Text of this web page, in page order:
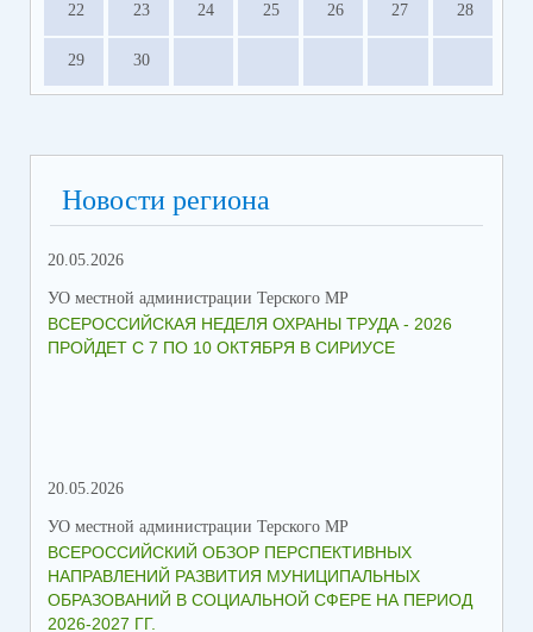
22 23 24 25 26 27 28
29 30
Новости региона
20.05.2026
УО местной администрации Терского МР
ВСЕРОССИЙСКАЯ НЕДЕЛЯ ОХРАНЫ ТРУДА - 2026
ПРОЙДЕТ С 7 ПО 10 ОКТЯБРЯ В СИРИУСЕ
20.05.2026
УО местной администрации Терского МР
ВСЕРОССИЙСКИЙ ОБЗОР ПЕРСПЕКТИВНЫХ
НАПРАВЛЕНИЙ РАЗВИТИЯ МУНИЦИПАЛЬНЫХ
ОБРАЗОВАНИЙ В СОЦИАЛЬНОЙ СФЕРЕ НА ПЕРИОД
2026-2027 ГГ.